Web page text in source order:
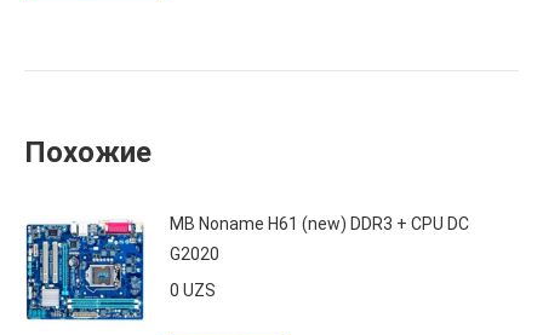
Похожие
MB Noname H61 (new) DDR3 + CPU DС
G2020
0 UZS